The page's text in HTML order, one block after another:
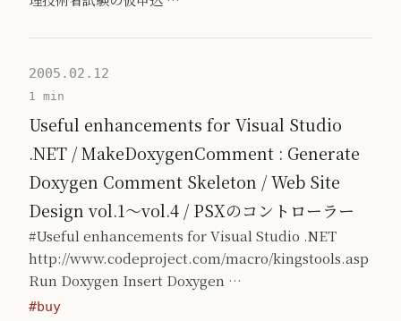
2005.02.12
1 min
Useful enhancements for Visual Studio
.NET / MakeDoxygenComment : Generate
Doxygen Comment Skeleton / Web Site
Design vol.1〜vol.4 / PSXのコントローラー
#Useful enhancements for Visual Studio .NET
http://www.codeproject.com/macro/kingstools.asp
Run Doxygen Insert Doxygen …
#buy